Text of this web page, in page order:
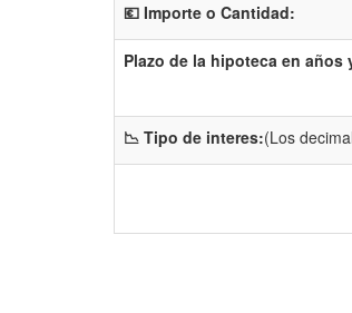
💶 Importe o Cantidad:
Plazo de la hipoteca en años
📉 Tipo de interes:(Los